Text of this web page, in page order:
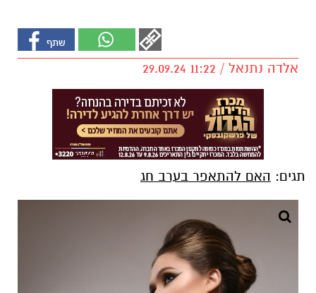
אלדה נתנאל / 11:22 29.09.24
תגים: האם להתאפר בערב חג